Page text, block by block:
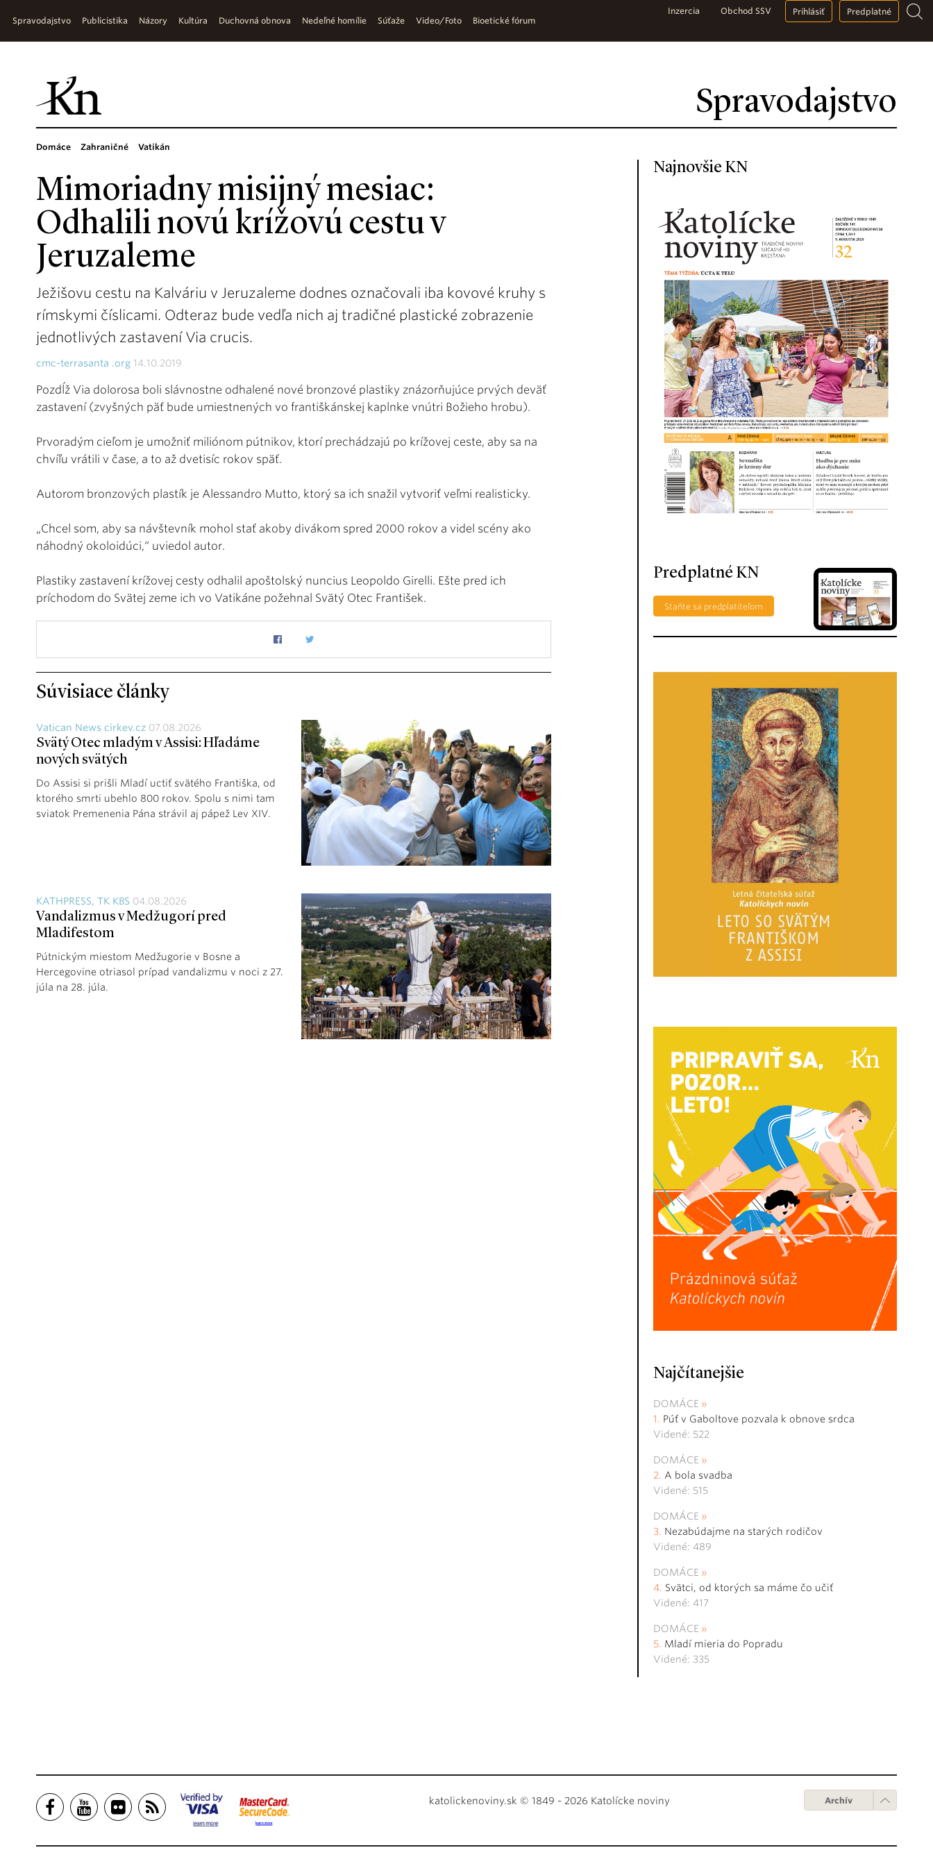
Spravodajstvo
Spravodajstvo Publicistika Názory Kultúra Duchovná obnova Nedeľné homílie Súťaže Video/Foto Bioetické fórum
Inzercia Obchod SSV Prihlásiť Predplatné
Domáce Zahraničné Vatikán
Mimoriadny misijný mesiac:
Odhalili novú krížovú cestu v
Jeruzaleme
Ježišovu cestu na Kalváriu v Jeruzaleme dodnes označovali iba kovové kruhy s
rímskymi číslicami. Odteraz bude vedľa nich aj tradičné plastické zobrazenie
jednotlivých zastavení Via crucis.
cmc-terrasanta .org 14.10.2019
Pozdĺž Via dolorosa boli slávnostne odhalené nové bronzové plastiky znázorňujúce prvých deväť
zastavení (zvyšných päť bude umiestnených vo františkánskej kaplnke vnútri Božieho hrobu).
Prvoradým cieľom je umožniť miliónom pútnikov, ktorí prechádzajú po krížovej ceste, aby sa na
chvíľu vrátili v čase, a to až dvetisíc rokov späť.
Autorom bronzových plastík je Alessandro Mutto, ktorý sa ich snažil vytvoriť veľmi realisticky.
„Chcel som, aby sa návštevník mohol stať akoby divákom spred 2000 rokov a videl scény ako
náhodný okoloidúci,“ uviedol autor.
Plastiky zastavení krížovej cesty odhalil apoštolský nuncius Leopoldo Girelli. Ešte pred ich
príchodom do Svätej zeme ich vo Vatikáne požehnal Svätý Otec František.
Súvisiace články
Vatican News cirkev.cz 07.08.2026
Svätý Otec mladým v Assisi: Hľadáme
nových svätých
Do Assisi si prišli Mladí uctiť svätého Františka, od
ktorého smrti ubehlo 800 rokov. Spolu s nimi tam
sviatok Premenenia Pána strávil aj pápež Lev XIV.
KATHPRESS, TK KBS 04.08.2026
Vandalizmus v Medžugorí pred
Mladifestom
Pútnickým miestom Medžugorie v Bosne a
Hercegovine otriasol prípad vandalizmu v noci z 27.
júla na 28. júla.
Najnovšie KN
Predplatné KN
Staňte sa predplatiteľom
Najčítanejšie
DOMÁCE
Púť v Gaboltove pozvala k obnove srdca
Videné: 522
DOMÁCE
A bola svadba
Videné: 515
DOMÁCE
Nezabúdajme na starých rodičov
Videné: 489
DOMÁCE
Svätci, od ktorých sa máme čo učiť
Videné: 417
DOMÁCE
Mladí mieria do Popradu
Videné: 335
katolickenoviny.sk © 1849 - 2026 Katolícke noviny Archív